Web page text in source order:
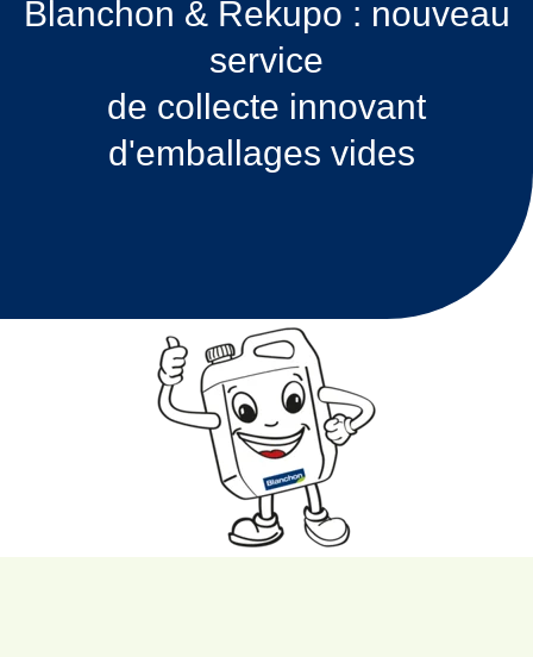
Blanchon & Rekupo : nouveau
service
de collecte innovant
d'emballages vides